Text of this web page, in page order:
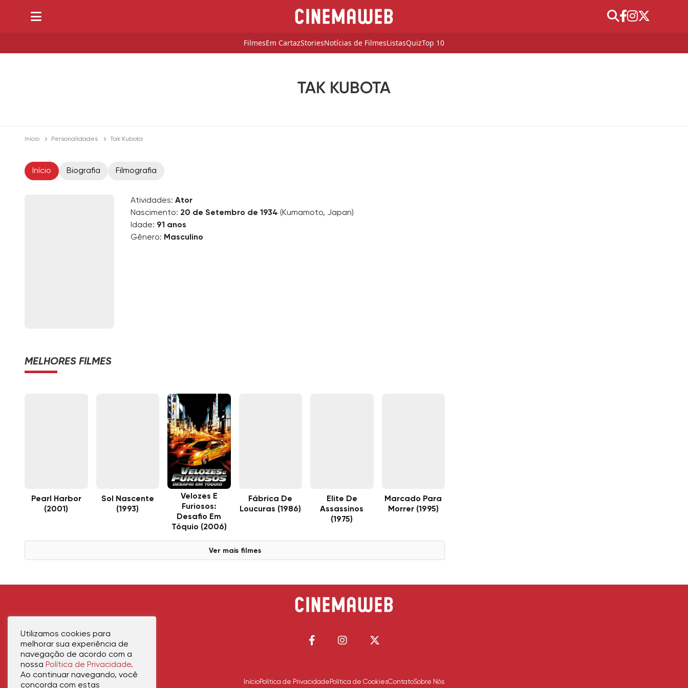
FilmesEm CartazStoriesNotícias de FilmesListasQuizTop 10
TAK KUBOTA
Início Personalidades Tak Kubota
Início Biografia Filmografia
Atividades: Ator
Nascimento: 20 de Setembro de 1934 (Kumamoto, Japan)
Idade: 91 anos
Gênero: Masculino
MELHORES FILMES
Pearl Harbor
(2001)
Sol Nascente
(1993)
Velozes E
Furiosos:
Desafio Em
Tóquio (2006)
Fábrica De
Loucuras (1986)
Elite De
Assassinos
(1975)
Marcado Para
Morrer (1995)
Ver mais filmes
InícioPolítica de Privacidade Política de CookiesContatoSobre Nós
Utilizamos cookies para
melhorar sua experiência de
navegação de acordo com a
nossa Política de Privacidade.
Ao continuar navegando, você
concorda com estas